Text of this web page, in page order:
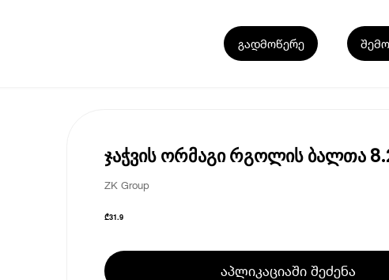
გადმოწერე
ჯაჭვის ორმაგი რგოლის ბალთა
ZK Group
₾31.9
აპლიკაციაში შეძენა